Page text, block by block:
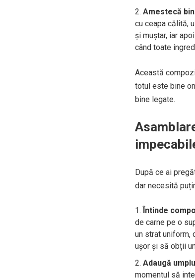
Amestecă
cu ceapa călită,
și muștar, iar
când toate
Această
totul este bine
bine legate.
După ce ai
dar necesită
Întinde
de carne pe o
un strat uniform,
ușor și să obții
Adaugă
momentul să